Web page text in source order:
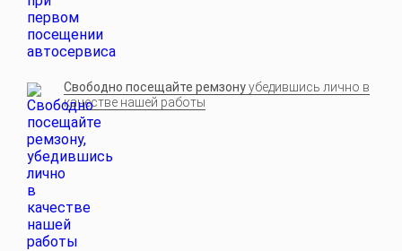
Свободно посещайте ремзонуубедившись лично в
качестве нашей работы